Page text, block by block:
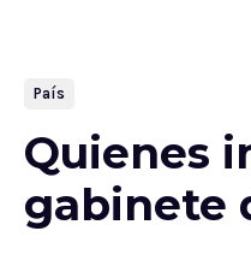
País
Quienes
gabinete